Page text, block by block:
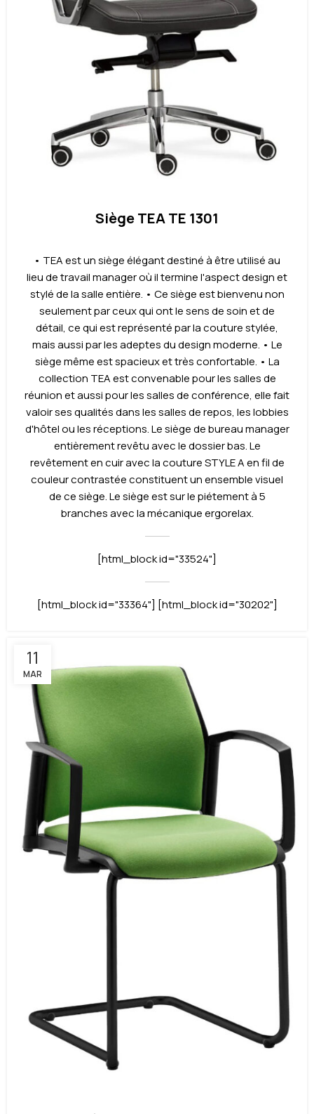
Siège TEA TE 1301
• TEA est un siège élégant destiné à être utilisé au
lieu de travail manager où il termine l'aspect design et
stylé de la salle entière. • Ce siège est bienvenu non
seulement par ceux qui ont le sens de soin et de
détail, ce qui est représenté par la couture stylée,
mais aussi par les adeptes du design moderne. • Le
siège même est spacieux et très confortable. • La
collection TEA est convenable pour les salles de
réunion et aussi pour les salles de conférence, elle fait
valoir ses qualités dans les salles de repos, les lobbies
d'hôtel ou les réceptions. Le siège de bureau manager
entièrement revêtu avec le dossier bas. Le
revêtement en cuir avec la couture STYLE A en fil de
couleur contrastée constituent un ensemble visuel
de ce siège. Le siège est sur le piétement à 5
branches avec la mécanique ergorelax.
[html_block id="33524"]
[html_block id="33364"] [html_block id="30202"]
11
MAR